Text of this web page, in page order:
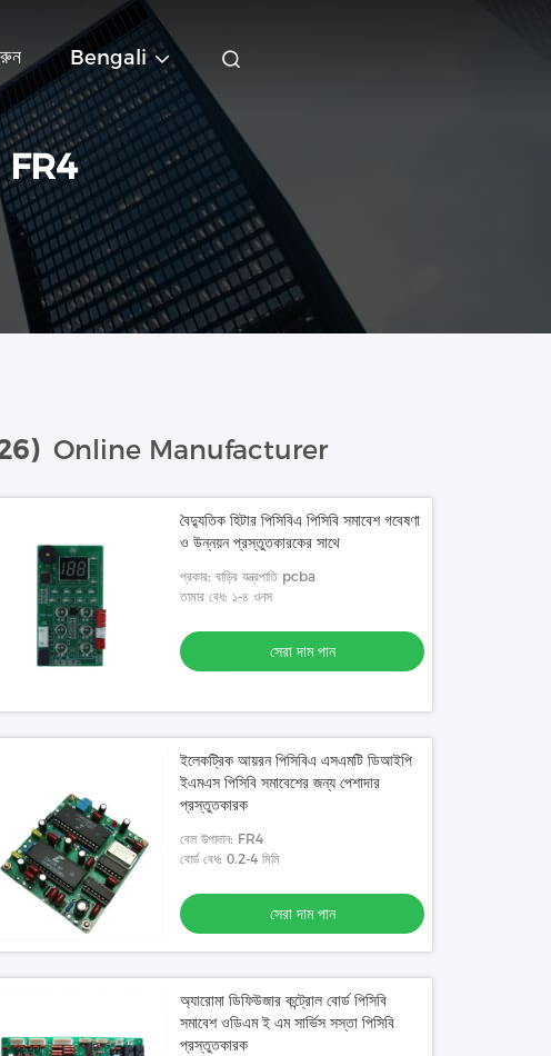
Bengali
FR4
Online Manufacturer
বৈদ্যুতিক হিটার পিসিবিএ পিসিবি সমাবেশ গবেষণা
ও উন্নয়ন প্রস্তুতকারকের সাথে
প্রকার: বাড়ির যন্ত্রপাতি pcba
তামার বেধ: ১-৪ ওনস
সেরা দাম পান
ইলেকট্রিক আয়রন পিসিবিএ এসএমটি ডিআইপি
ইএমএস পিসিবি সমাবেশের জন্য পেশাদার
প্রস্তুতকারক
বেস উপাদান: FR4
বোর্ড বেধ: 0.2-4 মিমি
সেরা দাম পান
অ্যারোমা ডিফিউজার কন্ট্রোল বোর্ড পিসিবি
সমাবেশ ওডিএম ই এম সার্ভিস সস্তা পিসিবি
প্রস্তুতকারক